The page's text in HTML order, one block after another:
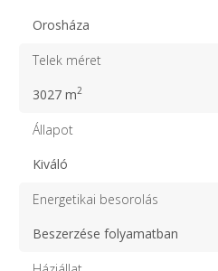
Orosháza
Telek méret
3027 m2
Állapot
Kiváló
Energetikai besorolás
Beszerzése folyamatban